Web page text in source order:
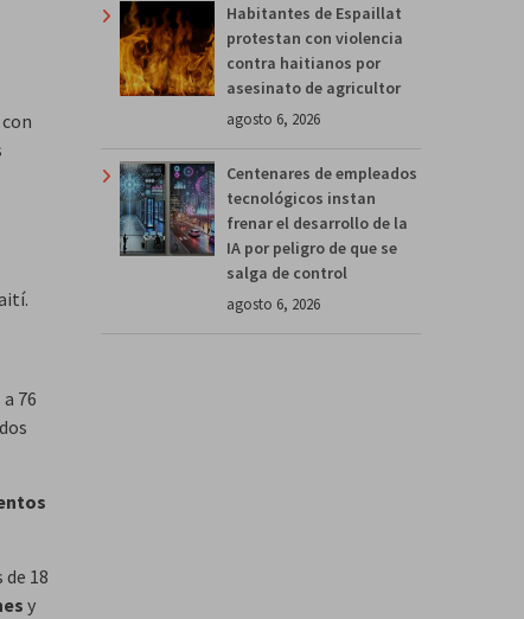
76
18
y
Habitantes de Espaillat
protestan con violencia
contra haitianos por
asesinato de agricultor
agosto 6, 2026
Centenares de empleados
tecnológicos instan
frenar el desarrollo de la
IA por peligro de que se
salga de control
agosto 6, 2026